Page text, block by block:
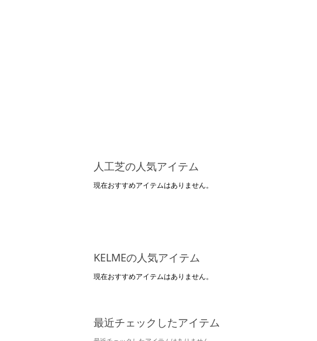
人工芝の人気アイテム
現在おすすめアイテムはありません。
KELMEの人気アイテム
現在おすすめアイテムはありません。
最近チェックしたアイテム